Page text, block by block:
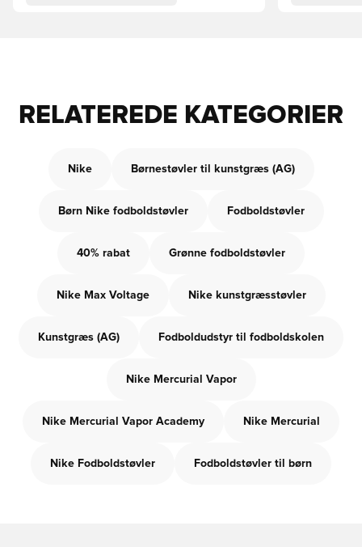
RELATEREDE KATEGORIER
Nike Børnestøvler til kunstgræs (AG)
Børn Nike fodboldstøvler Fodboldstøvler
40% rabat Grønne fodboldstøvler
Nike Max Voltage Nike kunstgræsstøvler
Kunstgræs (AG) Fodboldudstyr til fodboldskolen
Nike Mercurial Vapor
Nike Mercurial Vapor Academy Nike Mercurial
Nike Fodboldstøvler Fodboldstøvler til børn